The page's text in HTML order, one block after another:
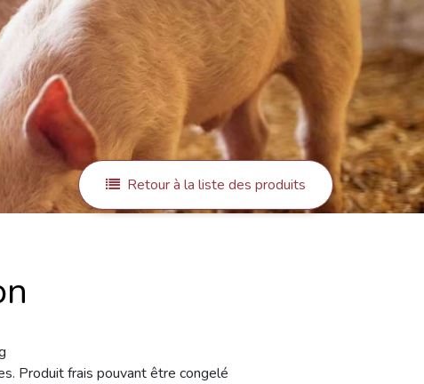
Retour à la liste des produits
Produit frais pouvant être congelé